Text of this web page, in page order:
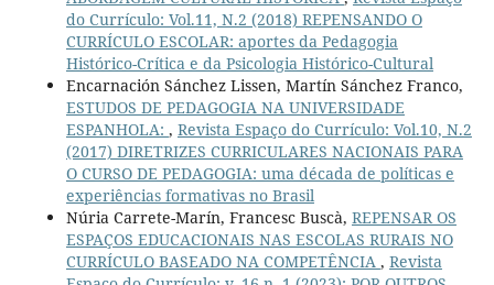
do Currículo: Vol.11, N.2 (2018) REPENSANDO O
CURRÍCULO ESCOLAR: aportes da Pedagogia
Histórico-Crítica e da Psicologia Histórico-Cultural
Encarnación Sánchez Lissen, Martín Sánchez Franco,
ESTUDOS DE PEDAGOGIA NA UNIVERSIDADE
ESPANHOLA: , Revista Espaço do Currículo: Vol.10, N.2
(2017) DIRETRIZES CURRICULARES NACIONAIS PARA
O CURSO DE PEDAGOGIA: uma década de políticas e
experiências formativas no Brasil
Núria Carrete-Marín, Francesc Buscà, REPENSAR OS
ESPAÇOS EDUCACIONAIS NAS ESCOLAS RURAIS NO
CURRÍCULO BASEADO NA COMPETÊNCIA , Revista